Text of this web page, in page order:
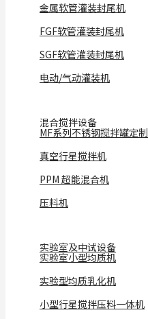
金属软管灌装封尾机
FGF软管灌装封尾机
SGF软管灌装封尾机
电动/气动灌装机
混合搅拌设备
MF系列不锈钢搅拌罐定制
真空行星搅拌机
PPM 超能混合机
压料机
实验室及中试设备
实验室小型均质机
实验型均质乳化机
小型行星搅拌压料一体机